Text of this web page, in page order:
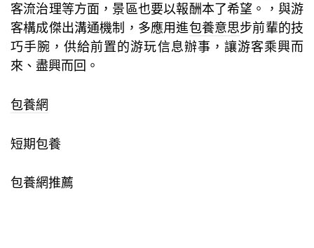
客流治理等方面，景區也要以報酬本了希望。，與游
客構成傑出溝通機制，多應用進包養意思步前輩的技
巧手腕，供給前置的游玩信息辦事，讓游客乘興而
來、盡興而回。
包養網
短期包養
包養網推薦